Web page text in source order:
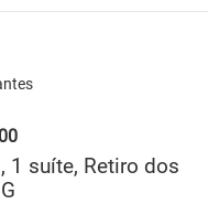
1 suíte, Retiro dos